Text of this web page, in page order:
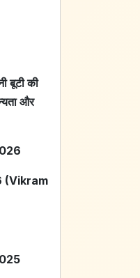
बूटी की
और
(Vikram